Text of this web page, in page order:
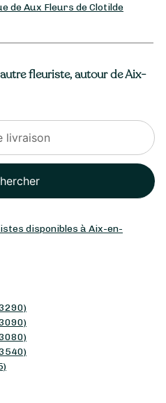
de Aux Fleurs de Clotilde
fleuriste, autour de Aix-
disponibles à Aix-en-